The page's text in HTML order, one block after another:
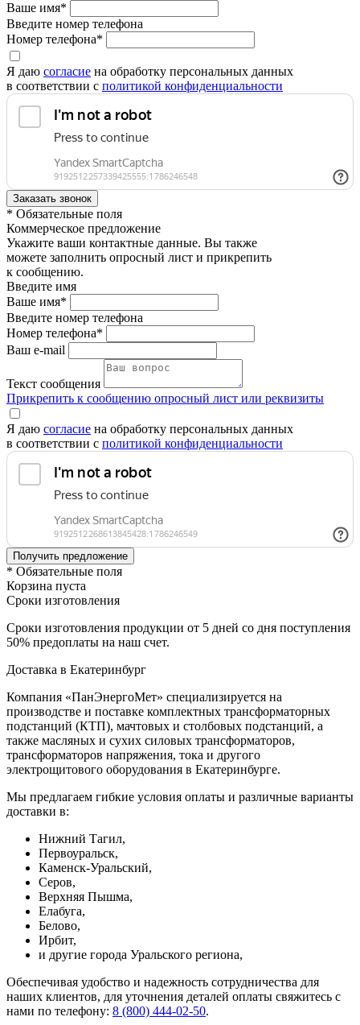
Ваше имя*
Введите номер телефона
Номер телефона*
Я даю согласие на обработку персональных данных
в соответствии с политикой конфиденциальности
* Обязательные поля
Коммерческое предложение
Укажите ваши контактные данные. Вы также
можете заполнить опросный лист и прикрепить
к сообщению.
Введите имя
Ваше имя*
Введите номер телефона
Номер телефона*
Ваш e-mail
Текст сообщения
Прикрепить к сообщению опросный лист или реквизиты
Я даю согласие на обработку персональных данных
в соответствии с политикой конфиденциальности
* Обязательные поля
Корзина пуста
Сроки изготовления
Сроки изготовления продукции от 5 дней со дня поступления
50% предоплаты на наш счет.
Доставка в Екатеринбург
Компания «ПанЭнергоМет» специализируется на
производстве и поставке комплектных трансформаторных
подстанций (КТП), мачтовых и столбовых подстанций, а
также масляных и сухих силовых трансформаторов,
трансформаторов напряжения, тока и другого
электрощитового оборудования в Екатеринбурге.
Мы предлагаем гибкие условия оплаты и различные варианты
доставки в:
Нижний Тагил,
Первоуральск,
Каменск-Уральский,
Серов,
Верхняя Пышма,
Елабуга,
Белово,
Ирбит,
и другие города Уральского региона,
Обеспечивая удобство и надежность сотрудничества для
наших клиентов, для уточнения деталей оплаты свяжитесь с
нами по телефону: 8 (800) 444-02-50.